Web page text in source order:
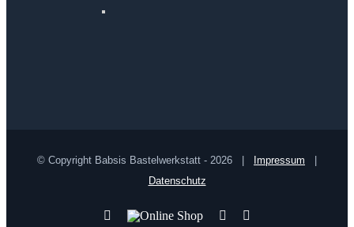
© Copyright Babsis Bastelwerkstatt - 2026 | Impressum |
Datenschutz
YouTube
Online
Pinterest